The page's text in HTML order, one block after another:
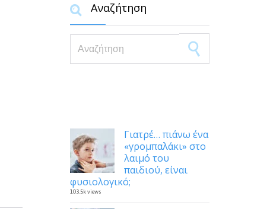
 Αναζήτηση
Γιατρέ… πιάνω ένα
«γρομπαλάκι» στο
λαιμό του
παιδιού, είναι
φυσιολογικό;
103.5k views